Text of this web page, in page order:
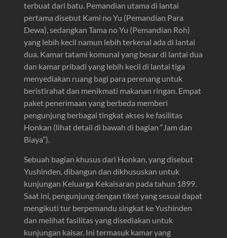
terbuat dari batu. Pemandian utama di lantai
pertama disebut Kami no Yu (Pemandian Para
Dewa), sedangkan Tama no Yu (Pemandian Roh)
yang lebih kecil namun lebih terkenal ada di lantai
dua. Kamar tatami komunal yang besar di lantai dua
dan kamar pribadi yang lebih kecil di lantai tiga
menyediakan ruang bagi para perenang untuk
beristirahat dan menikmati makanan ringan. Empat
paket penerimaan yang berbeda memberi
pengunjung berbagai tingkat akses ke fasilitas
Honkan (lihat detail di bawah di bagian “Jam dan
Biaya”).
Sebuah bagian khusus dari Honkan, yang disebut
Yushinden, dibangun dan dikhususkan untuk
kunjungan Keluarga Kekaisaran pada tahun 1899.
Saat ini, pengunjung dengan tiket yang sesuai dapat
mengikuti tur berpemandu singkat ke Yushinden
dan melihat fasilitas yang disediakan untuk
kunjungan kaisar. Ini termasuk kamar yang